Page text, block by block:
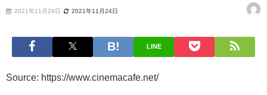
2021年11月24日 2021年11月24日
LINE
Source: https://www.cinemacafe.net/